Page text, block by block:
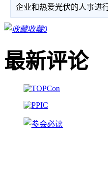
企业和热爱光伏的人事进
收藏0
最新评论